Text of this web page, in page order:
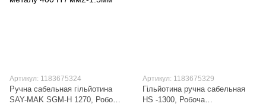
Артикул: 1183675324
Ручна сабельная гільйотина
SAY-MAK SGM-H 1270, Робоча
Артикул: 1183675329
Гільйотина ручна сабельная
HS -1300, Робоча